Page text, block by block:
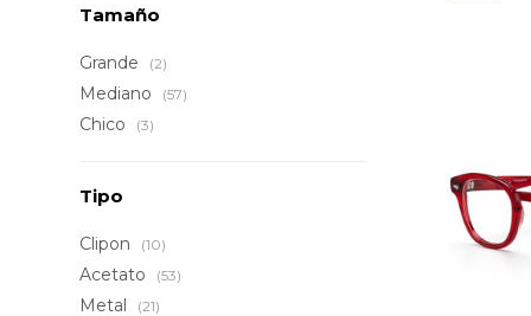
Tamaño
Grande (2)
Mediano (57)
Chico (3)
Tipo
Clipon (10)
Acetato (53)
Metal (21)